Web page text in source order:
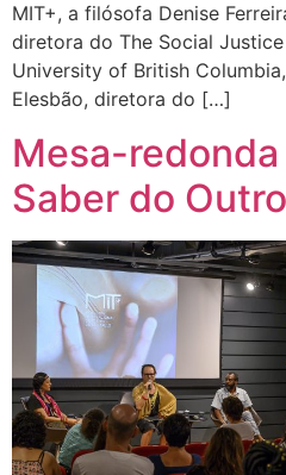
MIT+, a filósofa Denise
diretora do The Social
University of British
Elesbão, diretora do […]
Mesa-
Saber do Outro